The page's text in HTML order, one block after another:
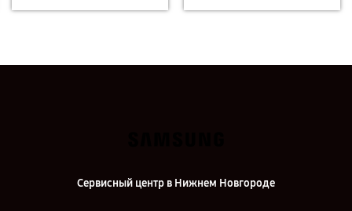
Сервисный центр в Нижнем Новгороде